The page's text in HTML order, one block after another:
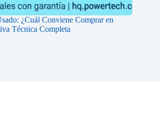
¿Cuál Conviene Comprar en
Técnica Completa